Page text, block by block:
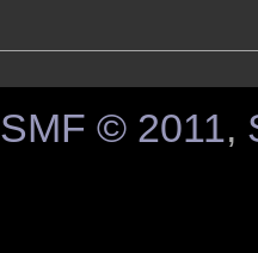
SMF © 2011,